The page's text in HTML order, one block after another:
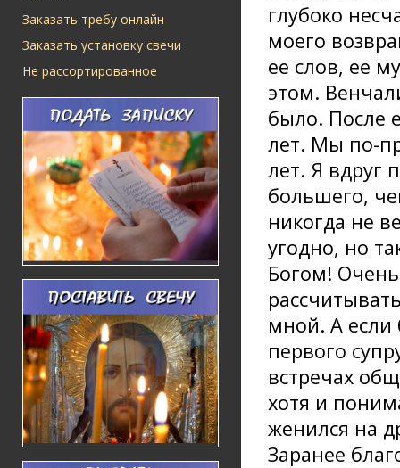
Заказать требу онлайн
Заказать установку свечи
Не рассортированное
глубоко
моего
ее слов, ее
этом.
было. После
лет. Мы по-
лет. Я вдруг
большего,
никогда не
угодно, но
Богом!
мной. А если
первого
встречах
хотя и
женился на
Заранее